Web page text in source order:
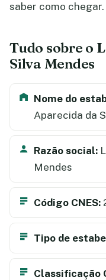
saber como chegar.
Tudo sobre o
Silva Mendes
Nome do
Aparecida da
Razão social:
Mendes
Código CNES:
Tipo de
Classificação